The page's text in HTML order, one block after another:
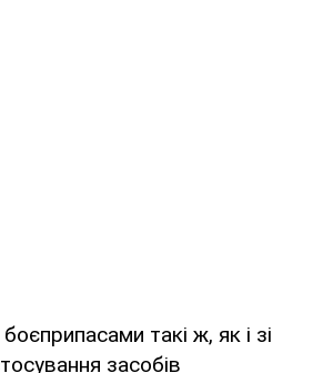
такі ж, як і зі
засобів